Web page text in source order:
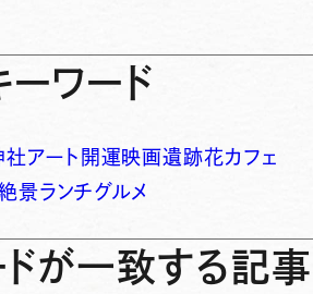
ワード
社アート 開運映画遺跡花カフェ
景ランチグルメ
ドが一致する記事